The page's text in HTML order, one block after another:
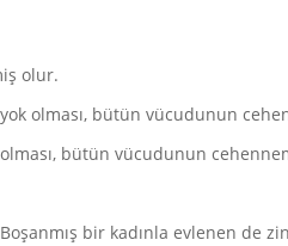
olur.
olması, bütün vücudunun
bütün vücudunun
bir kadınla evlenen de